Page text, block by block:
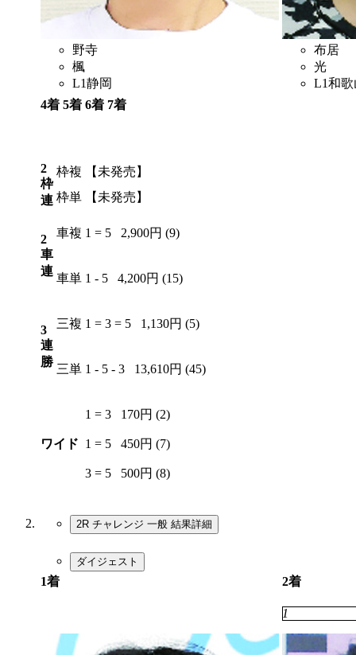
野寺
楓
L1静岡
布居
光
L1和歌
4着 5着 6着 7着
2
枠
連
枠複
【未発売】
枠単
【未発売】
2
車
連
車複 1 = 5 2,900円 (9)
車単 1 - 5 4,200円 (15)
3
連
勝
三複 1 = 3 = 5 1,130円 (5)
三単 1 - 5 - 3 13,610円 (45)
ワイド
1 = 3 170円 (2)
1 = 5 450円 (7)
3 = 5 500円 (8)
2R チャレンジ 一般 結果詳細
ダイジェスト
1着 2着
1